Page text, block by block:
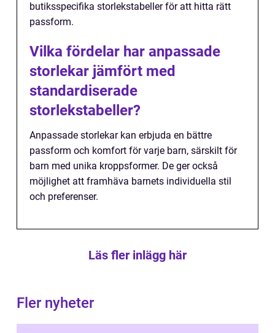
butiksspecifika storlekstabeller för att hitta rätt
passform.
Vilka fördelar har anpassade
storlekar jämfört med
standardiserade
storlekstabeller?
Anpassade storlekar kan erbjuda en bättre
passform och komfort för varje barn, särskilt för
barn med unika kroppsformer. De ger också
möjlighet att framhäva barnets individuella stil
och preferenser.
Läs fler inlägg här
Fler nyheter